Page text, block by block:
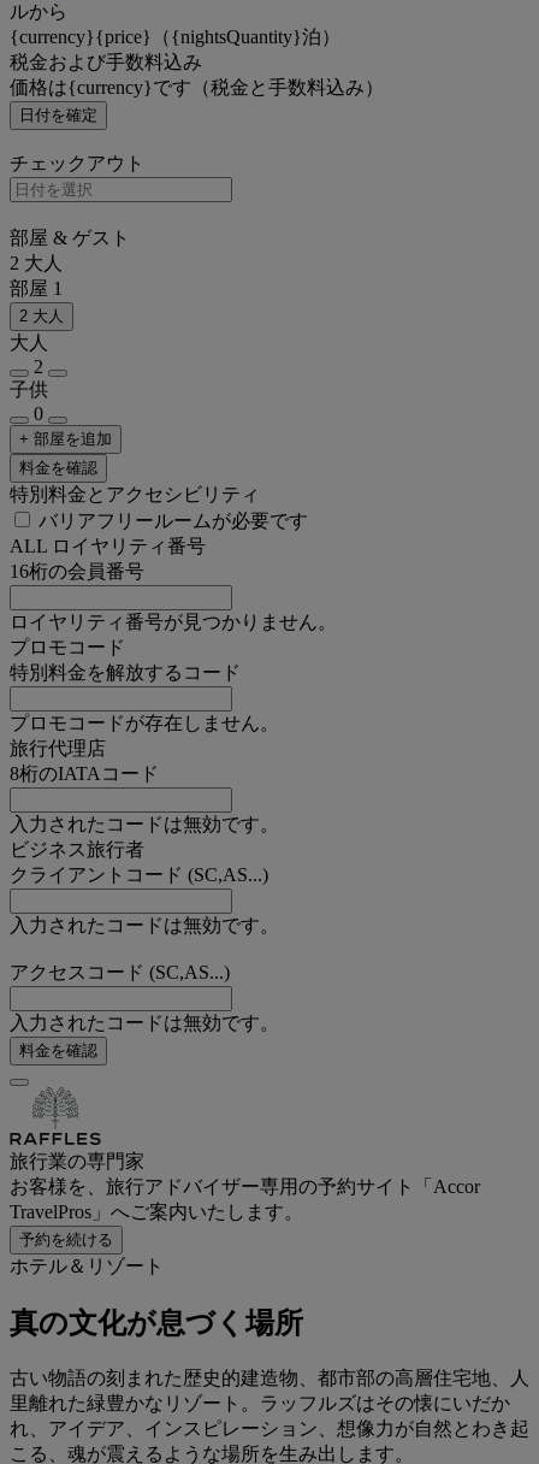
ルから
{currency}{price}（{nightsQuantity}泊）
税金および手数料込み
価格は{currency}です（税金と手数料込み）
日付を確定
チェックアウト
部屋 & ゲスト
2 大人
部屋 1
2 大人
大人
2
子供
0
+ 部屋を追加
料金を確認
特別料金とアクセシビリティ
バリアフリールームが必要です
ALL ロイヤリティ番号
16桁の会員番号
ロイヤリティ番号が見つかりません。
プロモコード
特別料金を解放するコード
プロモコードが存在しません。
旅行代理店
8桁のIATAコード
入力されたコードは無効です。
ビジネス旅行者
クライアントコード (SC,AS...)
入力されたコードは無効です。
アクセスコード (SC,AS...)
入力されたコードは無効です。
料金を確認
旅行業の専門家
お客様を、旅行アドバイザー専用の予約サイト「Accor
TravelPros」へご案内いたします。
予約を続ける
ホテル＆リゾート
真の文化が息づく場所
古い物語の刻まれた歴史的建造物、都市部の高層住宅地、人
里離れた緑豊かなリゾート。ラッフルズはその懐にいだか
れ、アイデア、インスピレーション、想像力が自然とわき起
こる、魂が震えるような場所を生み出します。